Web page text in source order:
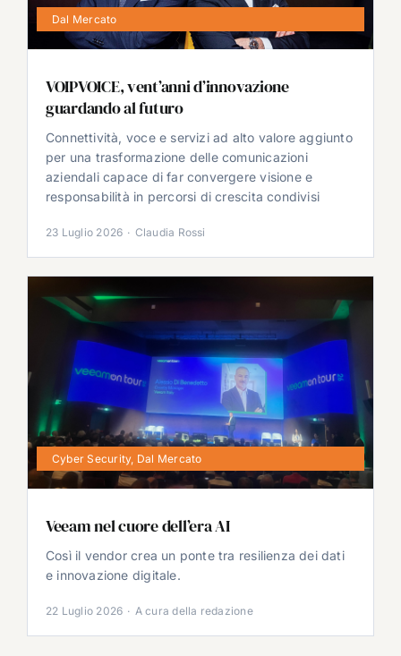
Dal Mercato
VOIPVOICE, vent’anni d’innovazione
guardando al futuro
Connettività, voce e servizi ad alto valore aggiunto
per una trasformazione delle comunicazioni
aziendali capace di far convergere visione e
responsabilità in percorsi di crescita condivisi
23 Luglio 2026 · Claudia Rossi
Cyber Security, Dal Mercato
Veeam nel cuore dell’era AI
Così il vendor crea un ponte tra resilienza dei dati
e innovazione digitale.
22 Luglio 2026 · A cura della redazione